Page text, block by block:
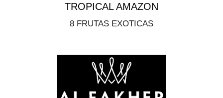
TROPICAL AMAZON
8 FRUTAS EXOTICAS